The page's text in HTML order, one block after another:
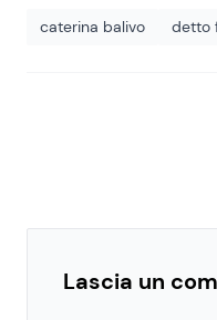
caterina balivo detto
Lascia un